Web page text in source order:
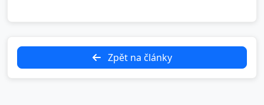
Zpět na články